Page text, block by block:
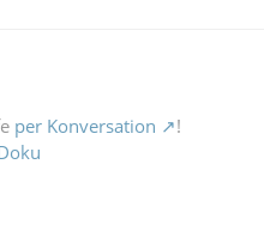
per Konversation
!